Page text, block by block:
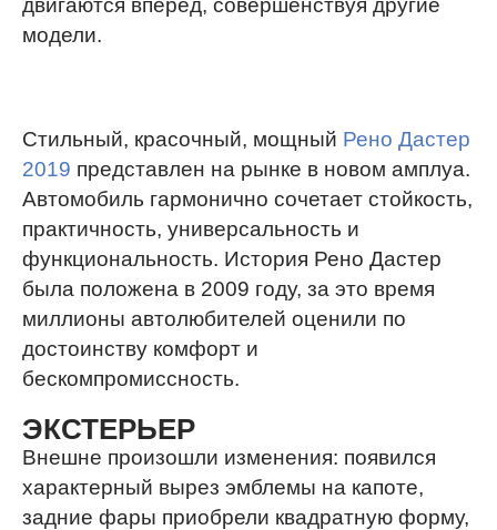
двигаются вперед, совершенствуя другие
модели.
Стильный, красочный, мощный Рено Дастер
2019 представлен на рынке в новом амплуа.
Автомобиль гармонично сочетает стойкость,
практичность, универсальность и
функциональность. История Рено Дастер
была положена в 2009 году, за это время
миллионы автолюбителей оценили по
достоинству комфорт и
бескомпромиссность.
ЭКСТЕРЬЕР
Внешне произошли изменения: появился
характерный вырез эмблемы на капоте,
задние фары приобрели квадратную форму,